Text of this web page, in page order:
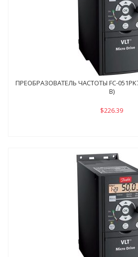
ПРЕОБРАЗОВАТЕЛЬ ЧАСТОТЫ FC-
В)
$226.39